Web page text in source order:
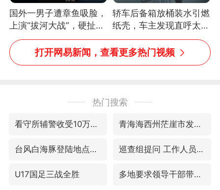
国外一男子遭章鱼吸脸，
上演“拔河大战”，硬扯加
铁棒敲打方才挣脱
轿车后备箱放桶装水引燃
纸壳，车主发现直呼太危
险，“拍出来让大家都避
免这个危险”
打开网易新闻，查看更多热门视频
热门搜索
看守所辅警收受10万获刑1年 青海海西州茫崖市发生3.1级地震
台风白海豚登陆地点更新 巡查组提问 工作人员偷用手机查答案
U17国足三战全胜 多地要求领导干部带头休假